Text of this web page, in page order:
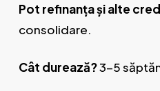
Pot refinanța și alte
consolidare.
Cât durează?3-5